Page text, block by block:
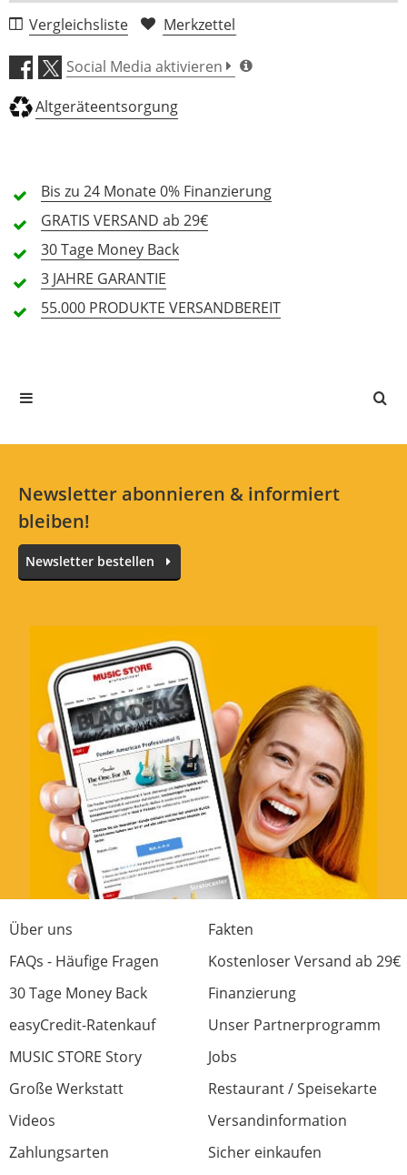
1 Rezension
5 Sterne
4 Sterne
3 Sterne
Alle Sprachen
In deiner Sprache gibt es noch keine Textbewertungen.
Vergleichsliste Merkzettel
Social Media aktivieren
Altgeräteentsorgung
Bis zu 24 Monate0% Finanzierung
GRATIS VERSAND ab 29€
30 Tage Money Back
3 JAHRE GARANTIE
55.000 PRODUKTE VERSANDBEREIT
Newsletter abonnieren & informiert
bleiben!
Newsletter bestellen
Über uns
Fakten
FAQs - Häufige Fragen
Kostenloser Versand ab 29€
30 Tage Money Back
Finanzierung
easyCredit-Ratenkauf
Unser Partnerprogramm
MUSIC STORE Story
Jobs
Große Werkstatt
Restaurant / Speisekarte
Videos
Versandinformation
Zahlungsarten
Sicher einkaufen